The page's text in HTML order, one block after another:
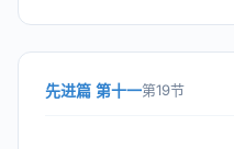
先进篇 第十一第19节